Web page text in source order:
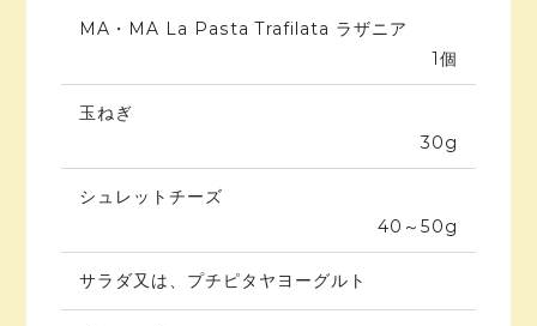
MA・MA La Pasta Trafilata ラザニア
1個
玉ねぎ
30g
シュレットチーズ
40～50g
サラダ又は、プチピタヤヨーグルト